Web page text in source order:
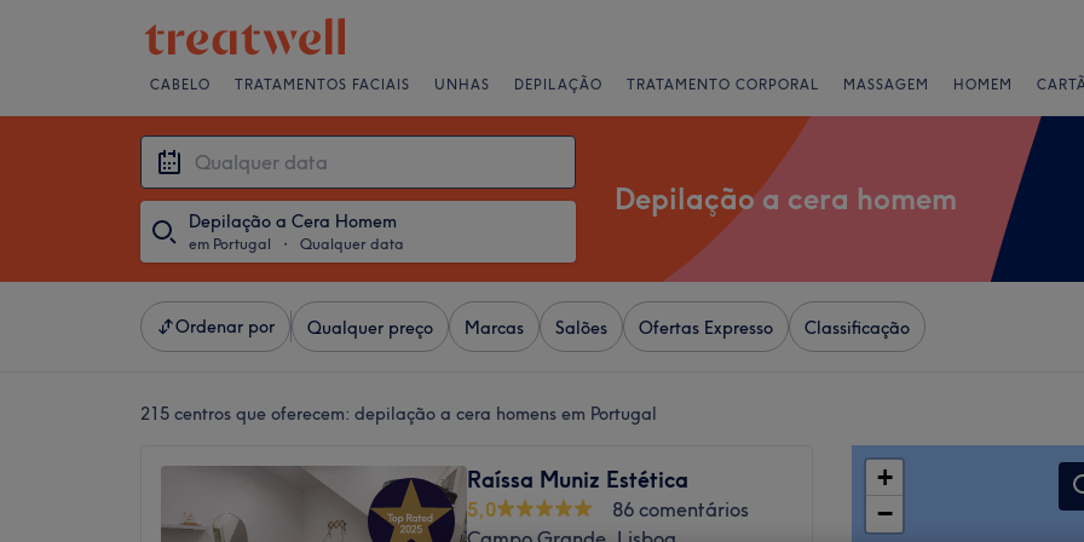
CABELO TRATAMENTOS FACIAIS UNHAS DEPILAÇÃO TRATAMENTO CORPORAL MASSAGEM HOMEM
Depilação a Cera Homem
em Portugal ・ Qualquer data
Depilação a cera homem
Ordenar por Qualquer preço Marcas Salões Ofertas Expresso Classificação
215 centros que oferecem: depilação a cera homens em Portugal
Raíssa Muniz Estética
5,0
86 comentários
+
−